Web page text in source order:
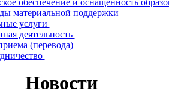
обеспечение и оснащенность
материальной поддержки
услуги
деятельность
(перевода)
Новости